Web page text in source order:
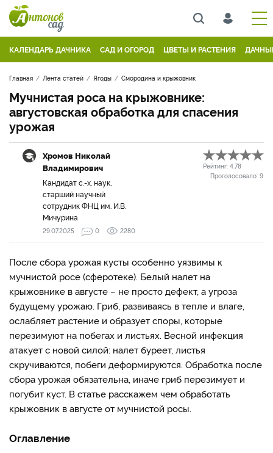
КАЛЕНДАРЬ ДАЧНИКА САД И ОГОРОД ЦВЕТЫ И РАСТЕНИЯ
Главная Лента статей Ягоды Смородина и крыжовник
Мучнистая роса на крыжовнике:
августовская обработка для спасения
урожая
Хромов Николай
Владимирович
Кандидат с.-х. наук,
старший научный
сотрудник ФНЦ им. И.В.
Мичурина
Рейтинг: 4.78
Проголосовало: 9
29.07.2025 0 2280
После сбора урожая кусты особенно уязвимы к
мучнистой росе (сферотеке). Белый налет на
крыжовнике в августе – не просто дефект, а угроза
будущему урожаю. Гриб, развиваясь в тепле и влаге,
ослабляет растение и образует споры, которые
перезимуют на побегах и листьях. Весной инфекция
атакует с новой силой: налет буреет, листья
скручиваются, побеги деформируются. Обработка после
сбора урожая обязательна, иначе гриб перезимует и
погубит куст. В статье расскажем чем обработать
крыжовник в августе от мучнистой росы.
Оглавление